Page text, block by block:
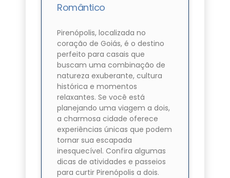
Romântico
Pirenópolis, localizada no
coração de Goiás, é o destino
perfeito para casais que
buscam uma combinação de
natureza exuberante, cultura
histórica e momentos
relaxantes. Se você está
planejando uma viagem a dois,
a charmosa cidade oferece
experiências únicas que podem
tornar sua escapada
inesquecível. Confira algumas
dicas de atividades e passeios
para curtir Pirenópolis a dois.